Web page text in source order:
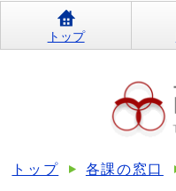
トップ
トップ 各課の窓口